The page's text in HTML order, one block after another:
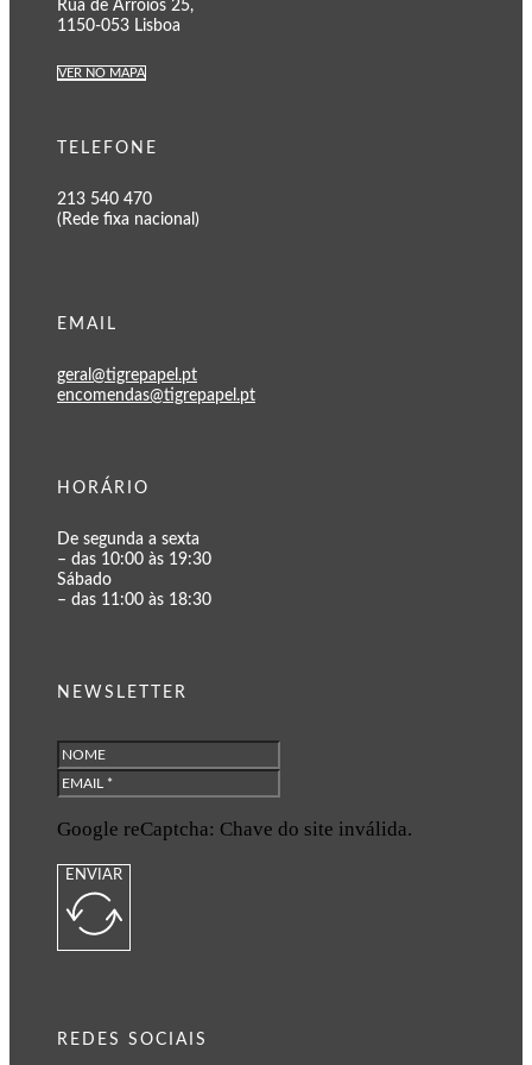
Rua de Arroios 25,
1150-053 Lisboa
VER NO MAPA
TELEFONE
213 540 470
(Rede fixa nacional)
EMAIL
geral@tigrepapel.pt
encomendas@tigrepapel.pt
HORÁRIO
De segunda a sexta
– das 10:00 às 19:30
Sábado
– das 11:00 às 18:30
NEWSLETTER
Google reCaptcha: Chave do site inválida.
ENVIAR
REDES SOCIAIS